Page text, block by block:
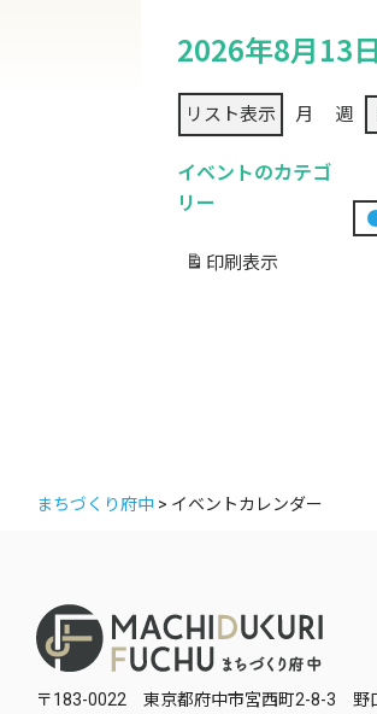
2026年8月13日
リスト表示 月 週
イベントのカテゴ
リー
印刷 表示
まちづくり府中 > イベントカレンダー
〒183-0022 東京都府中市宮西町2-8-3 野